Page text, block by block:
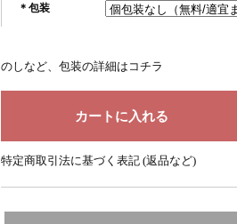
＊包装
のしなど、包装の詳細はコチラ
特定商取引法に基づく表記 (返品など)